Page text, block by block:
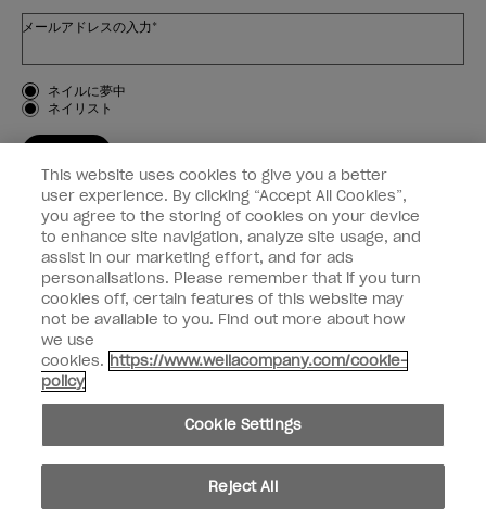
メールアドレスの入力*
お客様のタイプ
ネイルに夢中
ネイリスト
OPI
個人情報の取り扱い
facebookinstagram
個人情報を共有または販売しないでください
© Copyright 2024, Wella Operations US LLC, 無断複写・転載を禁じます。
This website uses cookies to give you a better
user experience. By clicking “Accept All Cookies”,
you agree to the storing of cookies on your device
to enhance site navigation, analyze site usage, and
assist in our marketing effort, and for ads
personalisations. Please remember that if you turn
cookies off, certain features of this website may
not be available to you. Find out more about how
we use
cookies. https://www.wellacompany.com/cookie-
policy
Cookie Settings
Reject All